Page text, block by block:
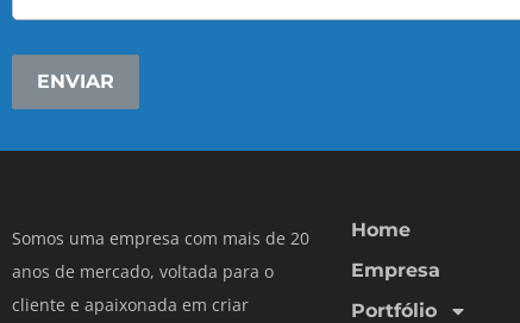
Somos uma empresa com mais de 20
anos de mercado, voltada para o
cliente e apaixonada em criar
Home
Empresa
Portfólio